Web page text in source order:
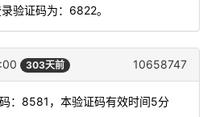
验证码为：6822。
303天前 10658747
码：8581，本验证码有效时间5分